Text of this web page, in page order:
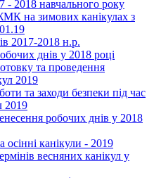
- 2018 навчального року
на зимових канікулах з
2017-2018 н.р.
днів у 2018 році
та проведення
2019
та заходи безпеки під час
2019
робочих днів у 2018
канікули - 2019
весняних канікул у